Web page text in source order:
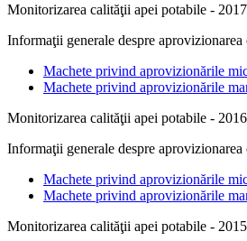
Monitorizarea calităţii apei potabile - 2017
Informaţii generale despre
Machete privind aprovizionările
Machete privind aprovizionările
Monitorizarea calităţii apei potabile - 2016
Informaţii generale despre
Machete privind aprovizionările
Machete privind aprovizionările
Monitorizarea calităţii apei potabile - 2015